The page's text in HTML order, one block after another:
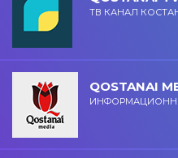
ТВ КАНАЛ
QOSTANAI